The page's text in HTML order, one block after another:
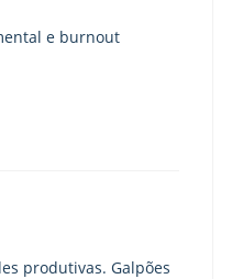
e burnout
produtivas. Galpões